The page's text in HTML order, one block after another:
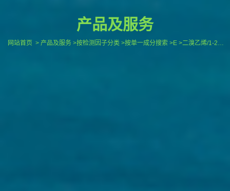
产品及服务
网站首页 > 产品及服务 >按检测因子分类 >按单一成分搜索 >E >二溴乙烯/1-2-二溴乙烯